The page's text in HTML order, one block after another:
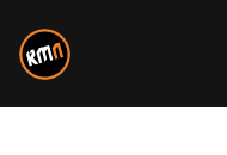
do
treści